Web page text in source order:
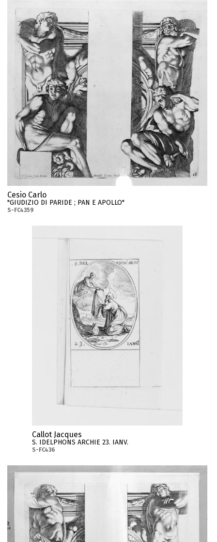
Cesio Carlo
"GIUDIZIO DI PARIDE ; PAN E APOLLO"
S-FC4359
Callot Jacques
S. IDELPHONS ARCHIE 23. IANV.
S-FC436